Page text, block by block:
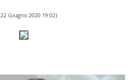
22 Giugno 2020 19:02)